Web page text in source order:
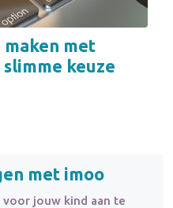
maken met
keuze
met imoo
voor jouw kind aan te